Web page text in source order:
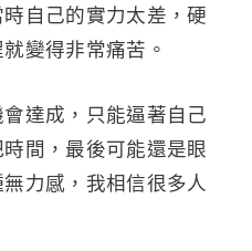
自己的實力太差，硬
變得非常痛苦。
達成，只能逼著自己
間，最後可能還是眼
力感，我相信很多人